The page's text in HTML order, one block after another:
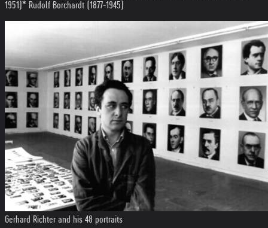
1951) * Rudolf Borchardt (1877-1945)
Gerhard Richter and his 48 portraits